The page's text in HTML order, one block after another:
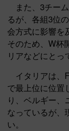
また、3チー
るが、各組3位
会方式に影響を
そのため、W杯
リアなどにとっ
イタリアは、
で最上位に位置
り、ベルギー、
なっているが、
い。